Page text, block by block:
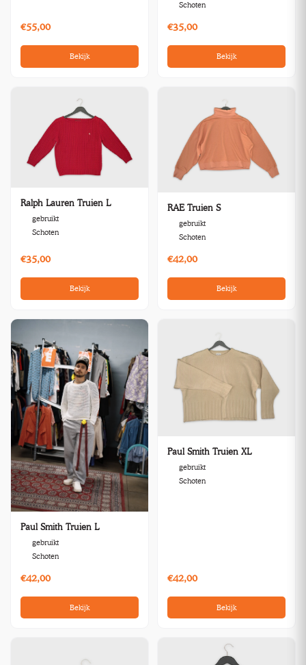
€55,00
Bekijk
Schoten
€35,00
Bekijk
Ralph Lauren Truien L
gebruikt
Schoten
€35,00
Bekijk
RAE Truien S
gebruikt
Schoten
€42,00
Bekijk
Paul Smith Truien L
gebruikt
Schoten
€42,00
Bekijk
Paul Smith Truien XL
gebruikt
Schoten
€42,00
Bekijk